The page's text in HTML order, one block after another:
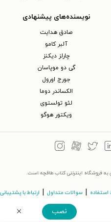
نصب
نویسنده‌های پیشنهادی
صادق هدایت
آلبر کامو
چارلز دیکنز
گی دو موپاسان
جورج اورول
الکساندر دوما
لئو تولستوی
ویکتور هوگو
فروشگاه اینترنتی کتاب طاقچه است.
استفاده | سوالات متداول | ارتباط با پشتیبانی